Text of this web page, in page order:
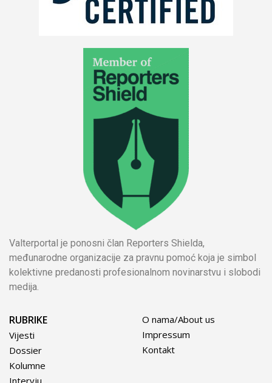
Valterportal je ponosni član Reporters Shielda,
međunarodne organizacije za pravnu pomoć koja je simbol
kolektivne predanosti profesionalnom novinarstvu i slobodi
medija.
RUBRIKE
Vijesti
Dossier
Kolumne
O nama/About us
Impressum
Kontakt